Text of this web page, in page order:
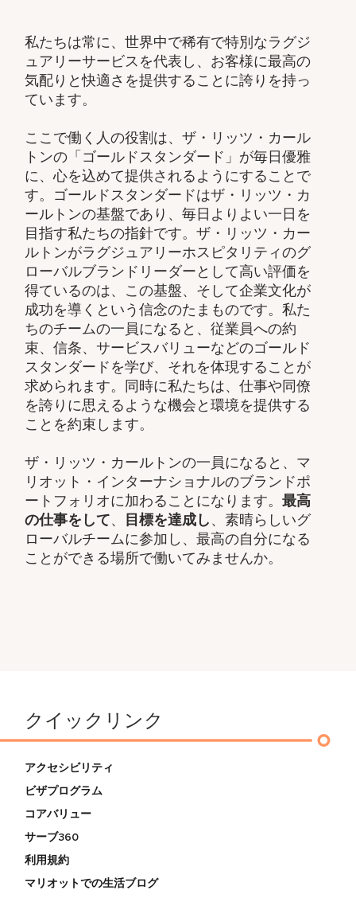
私たちは常に、世界中で稀有で特別なラグジ
ュアリーサービスを代表し、お客様に最高の
気配りと快適さを提供することに誇りを持っ
ています。
ここで働く人の役割は、ザ・リッツ・カール
トンの「ゴールドスタンダード」が毎日優雅
に、心を込めて提供されるようにすることで
す。ゴールドスタンダードはザ・リッツ・カ
ールトンの基盤であり、毎日よりよい一日を
目指す私たちの指針です。ザ・リッツ・カー
ルトンがラグジュアリーホスピタリティのグ
ローバルブランドリーダーとして高い評価を
得ているのは、この基盤、そして企業文化が
成功を導くという信念のたまものです。私た
ちのチームの一員になると、従業員への約
束、信条、サービスバリューなどのゴールド
スタンダードを学び、それを体現することが
求められます。同時に私たちは、仕事や同僚
を誇りに思えるような機会と環境を提供する
ことを約束します。
ザ・リッツ・カールトンの一員になると、マ
リオット・インターナショナルのブランドポ
ートフォリオに加わることになります。最高
の仕事をして、 目標を達成し、素晴らしいグ
ローバルチームに参加し、最高の自分になる
ことができる場所で働いてみませんか。
クイックリンク
アクセシビリティ
ビザプログラム
コアバリュー
サーブ360
利用規約
マリオットでの生活ブログ